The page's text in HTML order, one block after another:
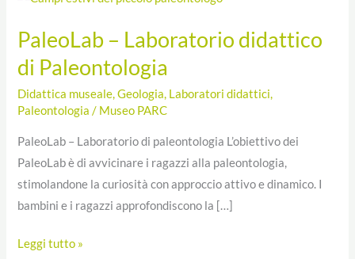
PaleoLab – Laboratorio didattico
di Paleontologia
Didattica museale,Geologia, Laboratori didattici,
Paleontologia / Museo PARC
PaleoLab – Laboratorio di paleontologia L’obiettivo dei
PaleoLab è di avvicinare i ragazzi alla paleontologia,
stimolandone la curiosità con approccio attivo e dinamico. I
bambini e i ragazzi approfondiscono la […]
Laboratorio
didattico
Paleontologia
Leggi tutto »